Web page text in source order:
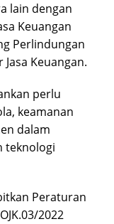
lain dengan
Keuangan
Perlindungan
Keuangan.
perlu
keamanan
dalam
teknologi
Peraturan
2022